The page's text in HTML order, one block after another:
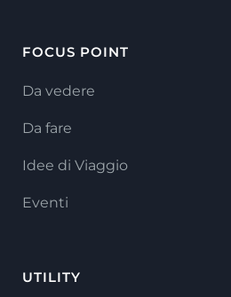
FOCUS POINT
Da vedere
Da fare
Idee di Viaggio
Eventi
UTILITY